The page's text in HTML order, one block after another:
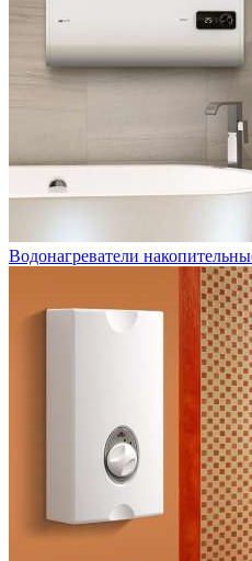
Водонагреватели